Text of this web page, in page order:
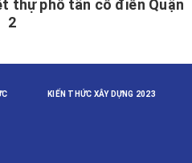
thự phố tân cổ điển Quận
2
KIẾN THỨC XÂY DỰNG 2023